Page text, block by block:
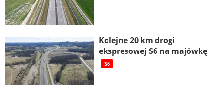
Kolejne 20 km drogi
ekspresowej S6 na majówkę
S6